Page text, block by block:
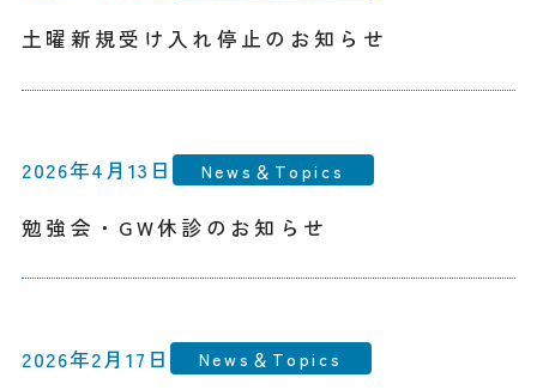
土曜新規受け入れ停止のお知らせ
2026年4月13日 News＆Topics
勉強会・GW休診のお知らせ
2026年2月17日 News＆Topics